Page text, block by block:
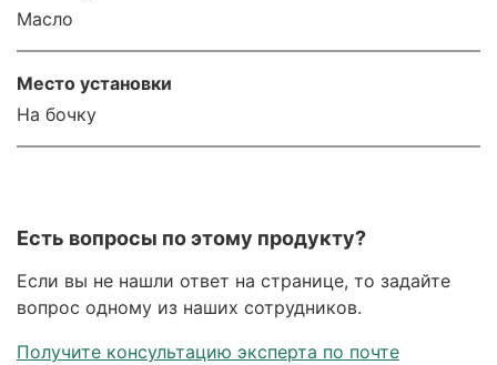
Масло
Место установки
На бочку
Есть вопросы по этому продукту?
Если вы не нашли ответ на странице, то задайте
вопрос одному из наших сотрудников.
Получите консультацию эксперта по почте